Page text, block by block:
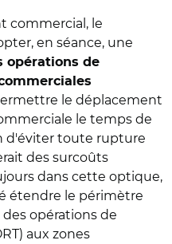
commercial, le
en séance, une
opérations de
le déplacement
le temps de
d'éviter toute rupture
des surcoûts
dans cette optique,
étendre le périmètre
opérations de
aux zones